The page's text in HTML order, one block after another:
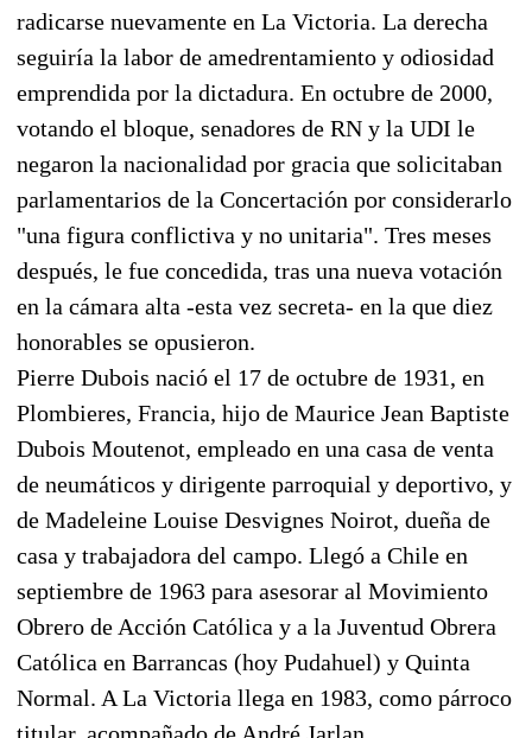
radicarse nuevamente en La Victoria. La derecha
seguiría la labor de amedrentamiento y odiosidad
emprendida por la dictadura. En octubre de 2000,
votando el bloque, senadores de RN y la UDI le
negaron la nacionalidad por gracia que solicitaban
parlamentarios de la Concertación por considerarlo
"una figura conflictiva y no unitaria". Tres meses
después, le fue concedida, tras una nueva votación
en la cámara alta -esta vez secreta- en la que diez
honorables se opusieron.
Pierre Dubois nació el 17 de octubre de 1931, en
Plombieres, Francia, hijo de Maurice Jean Baptiste
Dubois Moutenot, empleado en una casa de venta
de neumáticos y dirigente parroquial y deportivo, y
de Madeleine Louise Desvignes Noirot, dueña de
casa y trabajadora del campo. Llegó a Chile en
septiembre de 1963 para asesorar al Movimiento
Obrero de Acción Católica y a la Juventud Obrera
Católica en Barrancas (hoy Pudahuel) y Quinta
Normal. A La Victoria llega en 1983, como párroco